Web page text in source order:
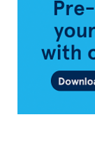
Transat